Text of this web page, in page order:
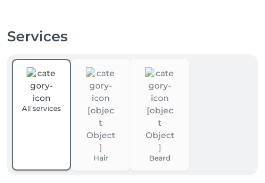
Services
All services
Hair Beard